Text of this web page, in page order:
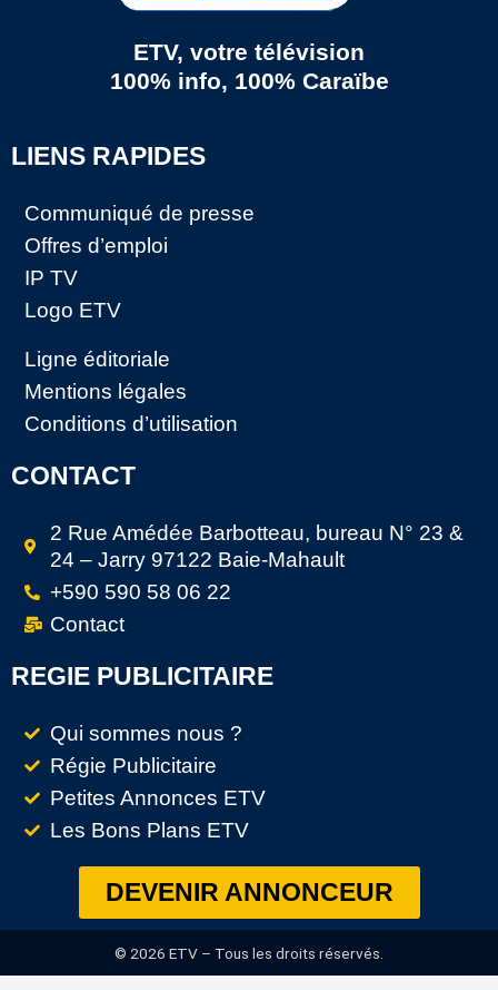
ETV, votre télévision
100% info, 100% Caraïbe
LIENS RAPIDES
Communiqué de presse
Offres d’emploi
IP TV
Logo ETV
Ligne éditoriale
Mentions légales
Conditions d’utilisation
CONTACT
2 Rue Amédée Barbotteau, bureau N° 23 &
24 – Jarry 97122 Baie-Mahault
+590 590 58 06 22
Contact
REGIE PUBLICITAIRE
Qui sommes nous ?
Régie Publicitaire
Petites Annonces ETV
Les Bons Plans ETV
DEVENIR ANNONCEUR
© 2026 ETV – Tous les droits réservés.